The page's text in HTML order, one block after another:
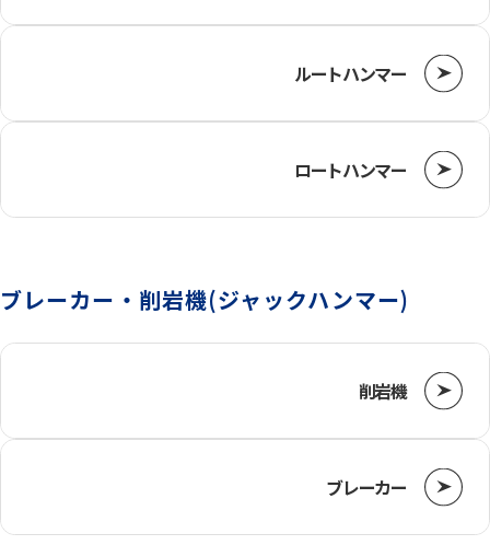
ベルトコンベアー
荷締道具
ルートハンマー
ロートハンマー
ブレーカー・削岩機(ジャックハンマー)
削岩機
ブレーカー